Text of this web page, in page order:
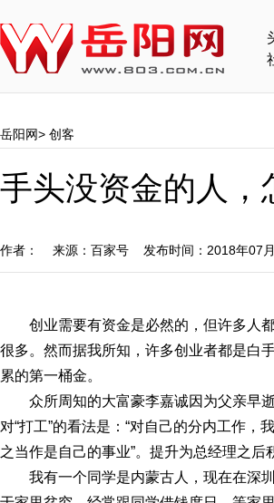
岳阳网> 创客
手头没资金的人，
作者： 来源：百家号 发布时间：2018年07
创业需要有资金是必然的，但许多人
很多。然而据我所知，许多创业者都是白
累的第一桶金。
众所周知的大富豪李嘉诚因为父亲早
对“打工”的看法是：“对自己的分内工作
之当作是自己的事业”。提升为总经理之
我有一个同学是内蒙古人，现在在深